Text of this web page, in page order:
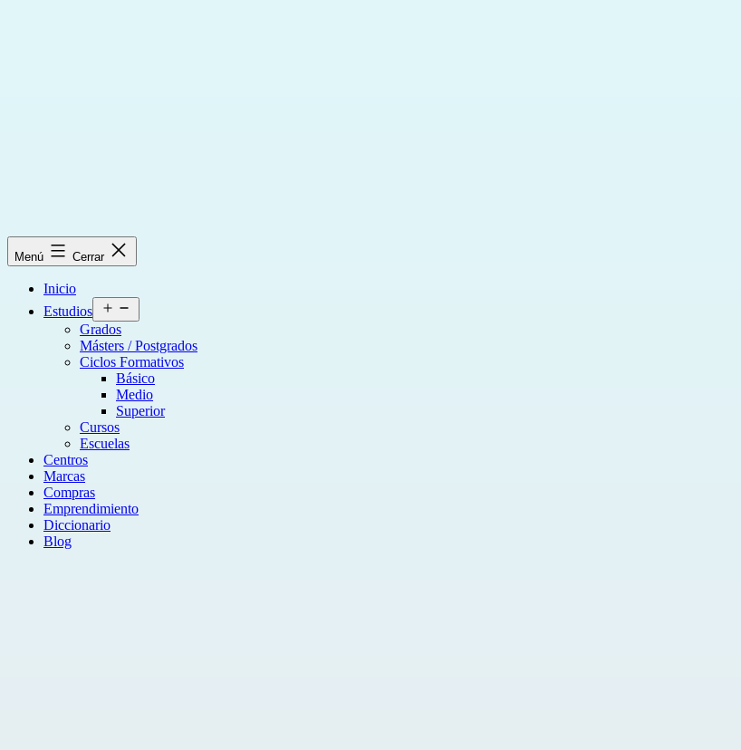
Menú Cerrar
Inicio
Estudios
el
Grados
Másters / Postgrados
Ciclos Formativos
Básico
Medio
Superior
Cursos
Escuelas
Centros
Marcas
Compras
Emprendimiento
Diccionario
Blog